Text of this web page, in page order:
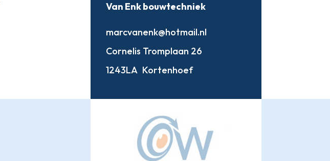
Van Enk bouwtechniek
marcvanenk@hotmail.nl
Cornelis Tromplaan 26
1243LA Kortenhoef